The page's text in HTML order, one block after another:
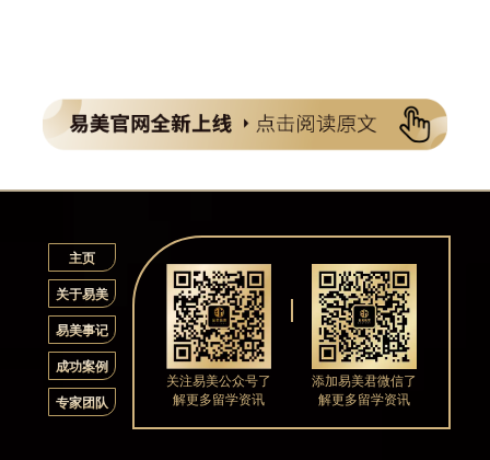
主页
关于易美
易美事记
成功案例
专家团队
关注易美公众号了
解更多留学资讯
添加易美君微信了
解更多留学资讯